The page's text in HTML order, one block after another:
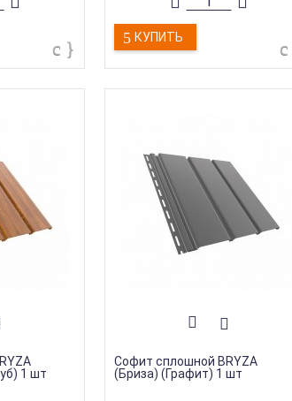
КУПИТЬ
1 шт
Софит сплошной BRYZA
(Бриза) (Графит) 1 шт